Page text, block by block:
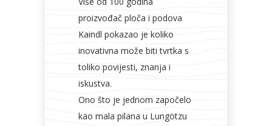
proizvođač ploča i podova
Kaindl pokazao je koliko
inovativna može biti tvrtka s
toliko povijesti, znanja i
iskustva.
Ono što je jednom započelo
kao mala pilana u Lungötzu